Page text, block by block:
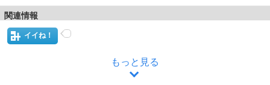
関連情報
イイね！
もっと見る